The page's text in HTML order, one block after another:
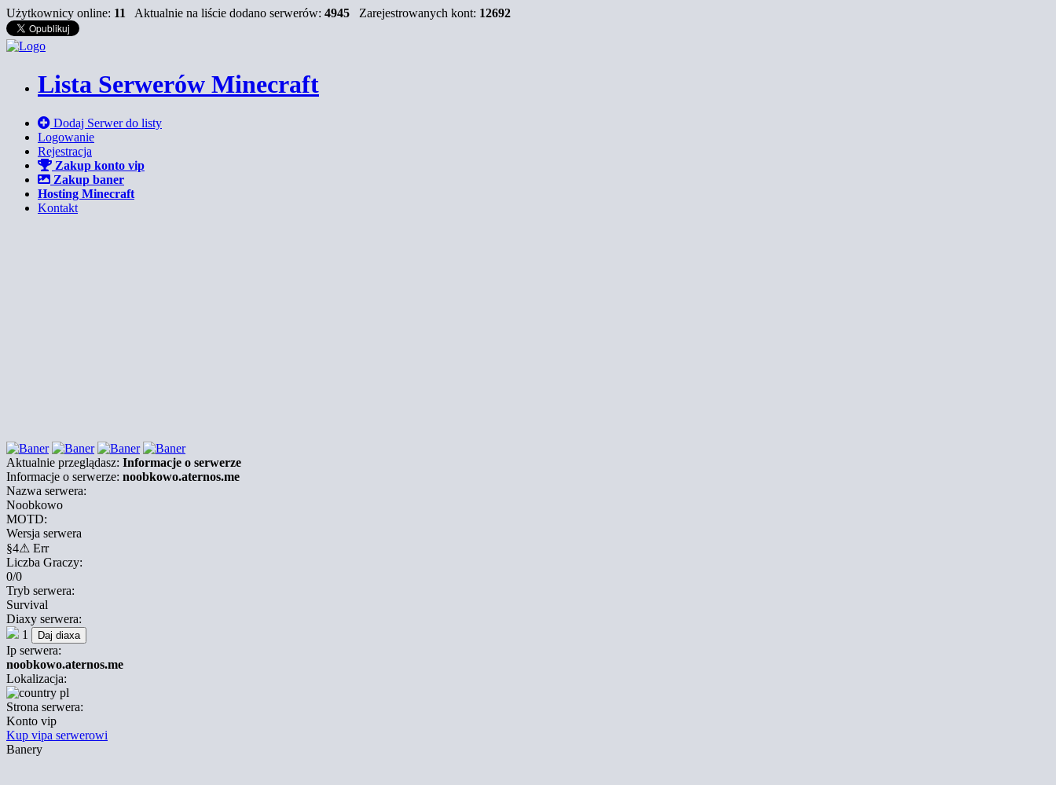
Użytkownicy online: 11 Aktualnie na liście dodano serwerów: 4945 Zarejestrowanych kont: 12692
Lista Serwerów Minecraft
Dodaj Serwer do listy
Logowanie
Rejestracja
Zakup konto vip
Zakup baner
Hosting Minecraft
Kontakt
Aktualnie przeglądasz: Informacje o serwerze
Informacje o serwerze: noobkowo.aternos.me
Nazwa serwera:
Noobkowo
MOTD:
Wersja serwera
§4⚠ Err
Liczba Graczy:
0/0
Tryb serwera:
Survival
Diaxy serwera:
1
Ip serwera:
noobkowo.aternos.me
Lokalizacja:
pl
Strona serwera:
Konto vip
Kup vipa serwerowi
Banery